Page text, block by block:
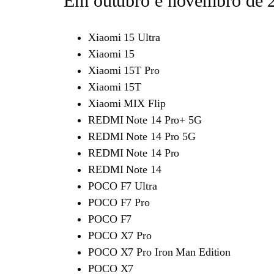
Xiaomi 15 Ultra
Xiaomi 15
Xiaomi 15T Pro
Xiaomi 15T
Xiaomi MIX Flip
REDMI Note 14 Pro+ 5G
REDMI Note 14 Pro 5G
REDMI Note 14 Pro
REDMI Note 14
POCO F7 Ultra
POCO F7 Pro
POCO F7
POCO X7 Pro
POCO X7 Pro Iron Man Edition
POCO X7